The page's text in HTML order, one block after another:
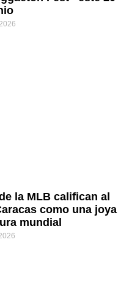
la MLB califican al
como una joya
mundial